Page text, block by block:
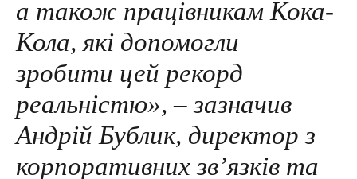
а також працівникам Кока-
Кола, які допомогли
зробити цей рекорд
реальністю», – зазначив
Андрій Бублик, директор з
корпоративних зв’язків та